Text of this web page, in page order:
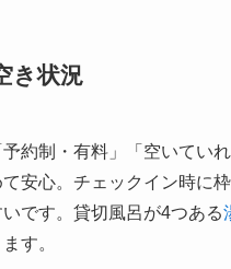
き状況
約制・有料」「空いてい
安心。チェックイン時に
です。貸切風呂が4つある
す。